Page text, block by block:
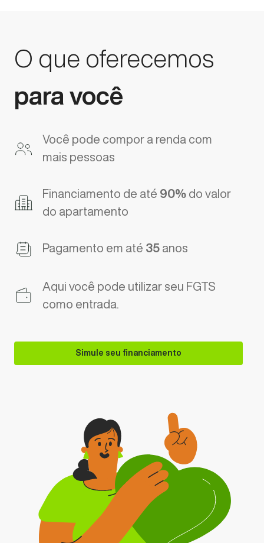
O que oferecemos
para você
Você pode compor a renda com
mais pessoas
Financiamento de até 90% do valor
do apartamento
Pagamento em até 35 anos
Aqui você pode utilizar seu FGTS
como entrada.
Simule seu financiamento